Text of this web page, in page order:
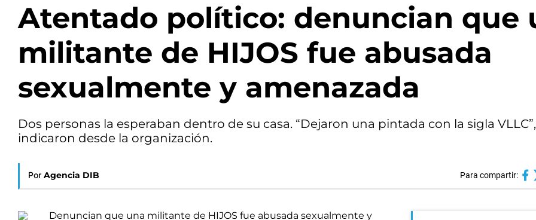
Atentado político: denuncian que
militante de HIJOS fue abusada
sexualmente y amenazada
Dos personas la esperaban dentro de su casa. “Dejaron una pintada con la sigla VLLC”,
indicaron desde la organización.
Por Agencia DIB Para compartir: